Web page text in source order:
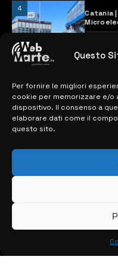
Questo
Per fornire le migliori
cookie per memorizzare e/o
dispositivo. Il consenso a
elaborare dati come il
questo sito.
4
Catania
previste
MAPPA DEL SITO
> NOTIZIE